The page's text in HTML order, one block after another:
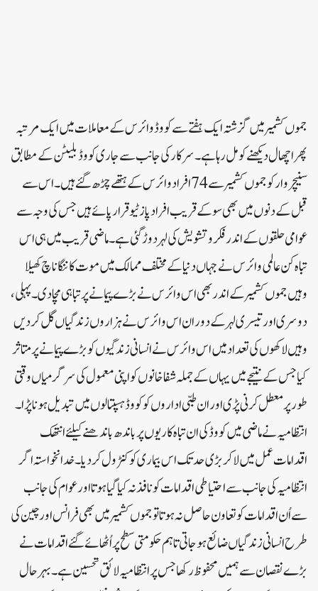
جموں کشمیر میں گزشتہ ایک ہفتے سے کووڈ وائرس کے معاملات میں ایک مرتبہ
پھر اچھال دیکھنے کو مل رہا ہے۔ سرکار کی جانب سے جاری کووڈ بلیٹن کے مطابق
سنیچروار کو جموں کشمیر سے 74افراد وائرس کے ہتھے چڑھ گئے ہیں۔ اس سے
قبل کے دنوں میں بھی سو کے قریب افراد پازٹیو قرار پائے ہیں جس کی وجہ سے
عوامی حلقوں کے اندر فکر و تشویش کی لہر دوڑ گئی ہے۔ ماضی قریب میں ہی اس
تباہ کن عالمی وائرس نے جہاں دنیا کے مختلف ممالک میں موت کا ننگا ناچ کھیلا
وہیں جموں کشمیر کے اندر بھی اس وائرس نے بڑے پیمانے پر تباہی مچادی۔ پہلی،
دوسری اور تیسری لہر کے دوران اس وائرس نے ہزاروں زندگیاں گل کردیں
وہیں لاکھوں کی تعداد میں اس وائرس نے انسانی زندگیوں کو بڑے پیمانے پر متاثر
کیا جس کے نتیجے میں یہاں کے جملہ شفاخانوں کو اپنی معمول کی سرگرمیاں وقتی
طور پر معطل کرنی پڑی اور ان طبی اداروں کو کووڈ ہسپتالوں میں تبدیل ہونا پڑا۔
انتظامیہ نے ماضی میں کووڈ کی ان تباہ کاریوں پر باندھ باندھنے کیلئے انتھک
اقدامات عمل میں لاکر بڑی حد تک اس بیماری کو کنٹرول کردیا۔خدانخواستہ اگر
انتظامیہ کی جانب سے احتیاطی اقدامات کو نافذ نہ کیا گیا ہوتا اور عوام کی جانب
سے اُن اقدامات کو تعاون حاصل نہ ہوتا تو جموں کشمیر میں بھی فرانس اور چین کی
طرح انسانی زندگیاں ضائع ہوجاتی تاہم حکومتی سطح پر اُٹھائے گئے اقدامات نے
بڑے نقصان سے ہمیں محفوظ رکھا جس پر انتظامیہ لائق تحسین ہے۔ بہرحال